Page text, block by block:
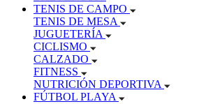
TENIS DE CAMPO
TENIS DE MESA
JUGUETERÍA
CICLISMO
CALZADO
FITNESS
NUTRICIÓN DEPORTIVA
FÚTBOL PLAYA